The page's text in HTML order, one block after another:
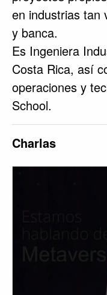
en industrias tan
y banca.
Es Ingeniera
Costa Rica, así
operaciones y
School.
Charlas